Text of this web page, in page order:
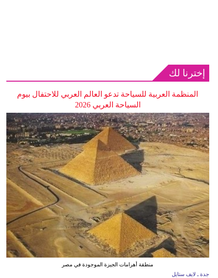
إخترنا لك
المنظمة العربية للسياحة تدعو العالم العربي للاحتفال بيوم
السياحة العربي 2026
منطقة أهرامات الجيزة الموجودة في مصر
جدة ـ لايف ستايل